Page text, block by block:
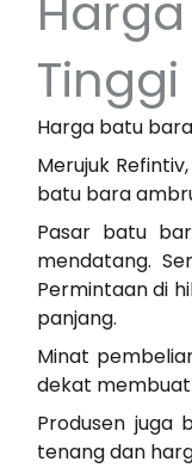
Tinggi
Harga batu
Merujuk
batu bara
Pasar batu
mendatang.
Permintaan di
panjang.
Minat
dekat
Produsen juga
tenang dan